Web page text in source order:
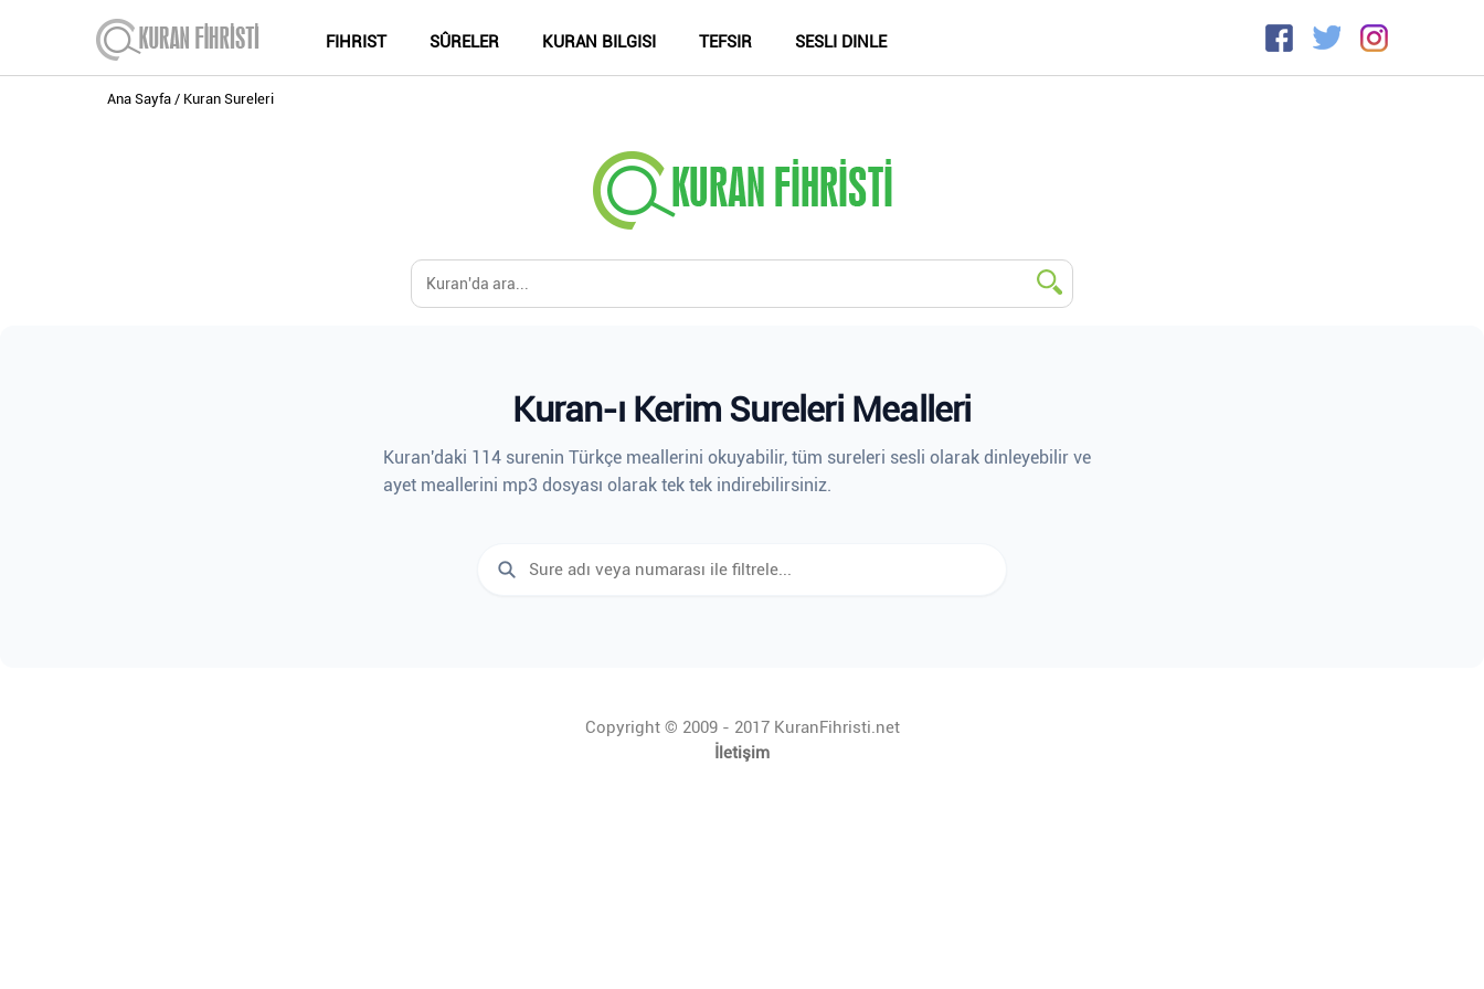
FIHRIST SÛRELER KURAN BILGISI TEFSIR SESLI DINLE
Ana Sayfa Kuran Sureleri
Kuran-ı Kerim Sureleri Mealleri
Kuran'daki 114 surenin Türkçe meallerini okuyabilir, tüm sureleri sesli olarak dinleyebilir ve
ayet meallerini mp3 dosyası olarak tek tek indirebilirsiniz.
Copyright © 2009 - 2017 KuranFihristi.net
İletişim